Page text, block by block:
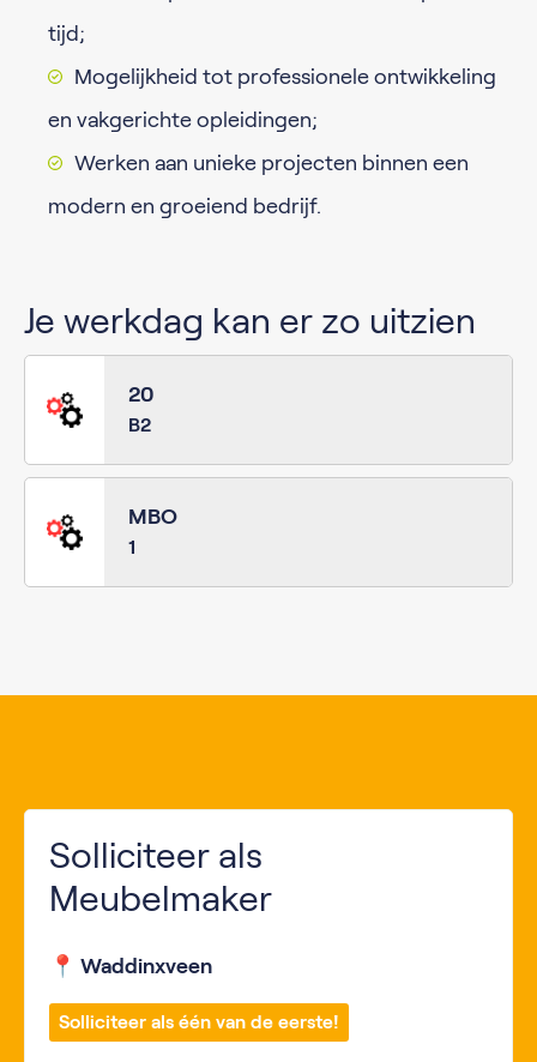
tijd;
Mogelijkheid tot professionele ontwikkeling
en vakgerichte opleidingen;
Werken aan unieke projecten binnen een
modern en groeiend bedrijf.
Je werkdag kan er zo uitzien
20
B2
MBO
1
Solliciteer als
Meubelmaker
📍 Waddinxveen
Solliciteer als één van de eerste!